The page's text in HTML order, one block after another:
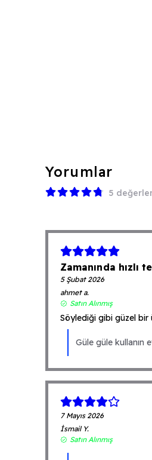
Yorumlar
5
Zamanında hızlı
5 Şubat 2026
ahmet a.
Satın Alınmış
Söylediği gibi güzel bir
Güle güle kullanın
7 Mayıs 2026
İsmail Y.
Satın Alınmış